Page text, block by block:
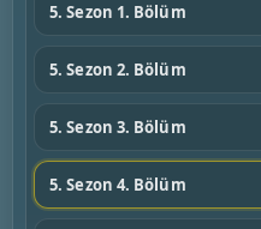
5. Sezon 1. Bölüm
5. Sezon 2. Bölüm
5. Sezon 3. Bölüm
5. Sezon 4. Bölüm